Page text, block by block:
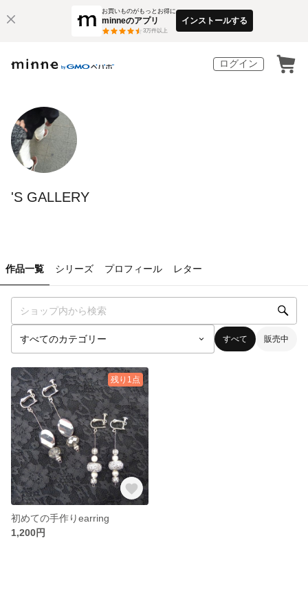
お買いものがもっとお得に
minneのアプリ
3万件以上
インストールする
ログイン
'S GALLERY
作品一覧 シリーズ プロフィール レター
すべて 販売中
残り1点
初めての手作りearring
1,200円